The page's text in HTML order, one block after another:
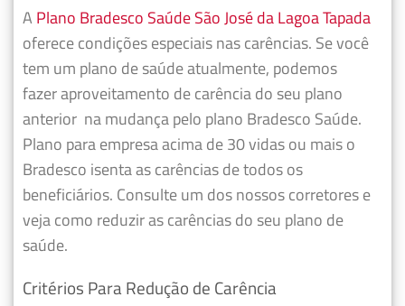
A Plano Bradesco Saúde São José da Lagoa Tapada
oferece condições especiais nas carências. Se você
tem um plano de saúde atualmente, podemos
fazeraproveitamento de carência do seu plano
anterior na mudança pelo plano Bradesco Saúde.
Plano para empresa acima de 30 vidas ou mais o
Bradesco isenta as carências de todos os
beneficiários. Consulte um dos nossos corretores e
veja como reduzir as carências do seu plano de
saúde.
Critérios Para Redução de Carência